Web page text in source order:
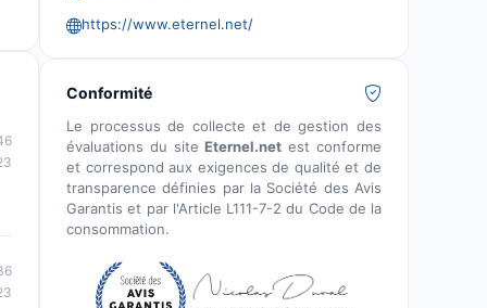
https://www.eternel.net/
Conformité
Le processus de collecte et de gestion des
évaluations du siteEternel.net est conforme
et correspond aux exigences de qualité et de
transparence définies par la Société des Avis
Garantis et par l'Article L111-7-2 du Code de la
consommation.